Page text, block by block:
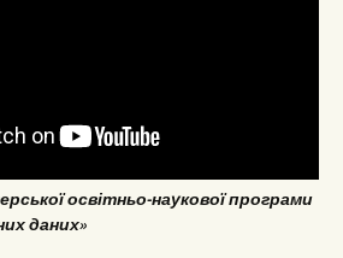
освітньо-наукової програми
даних»